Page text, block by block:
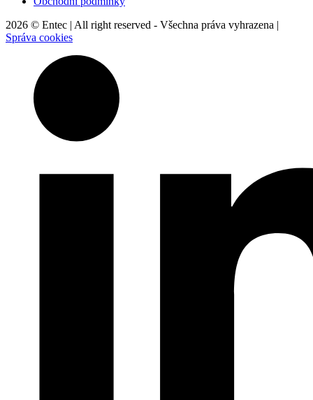
2026 © Entec | All right reserved - Všechna práva vyhrazena |
Správa cookies